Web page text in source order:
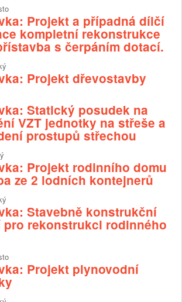
Projekt a případná dílčí
kompletní rekonstrukce
s čerpáním dotací.
Projekt dřevostavby
Statický posudek na
VZT jednotky na střeše a
prostupů střechou
Projekt rodinního domu
ze 2 lodních kontejnerů
Stavebně konstrukční
pro rekonstrukci rodinného
Projekt plynovodní